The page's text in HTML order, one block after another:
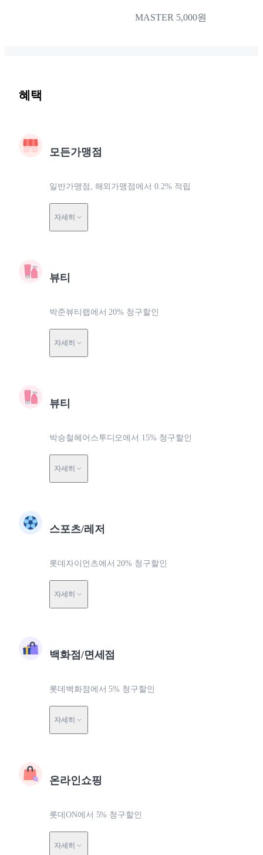
MASTER 5,000원
혜택
모든가맹점
일반가맹점, 해외가맹점에서 0.2% 적립
자세히
뷰티
박준뷰티랩에서 20% 청구할인
자세히
뷰티
박승철헤어스투디오에서 15% 청구할인
자세히
스포츠/레저
롯데자이언츠에서 20% 청구할인
자세히
백화점/면세점
롯데백화점에서 5% 청구할인
자세히
온라인쇼핑
롯데ON에서 5% 청구할인
자세히